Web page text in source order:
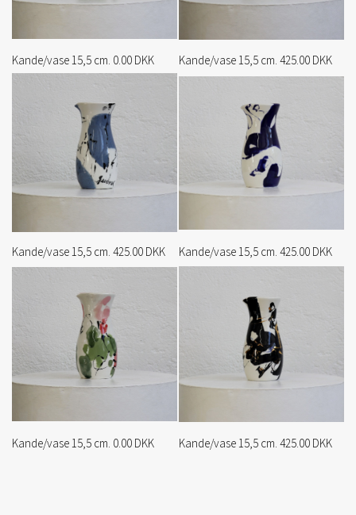
Kande/vase 15,5 cm. 0.00 DKK Kande/vase 15,5 cm. 425.00 DKK
Kande/vase 15,5 cm. 425.00 DKK Kande/vase 15,5 cm. 425.00 DKK
Kande/vase 15,5 cm. 0.00 DKK Kande/vase 15,5 cm. 425.00 DKK